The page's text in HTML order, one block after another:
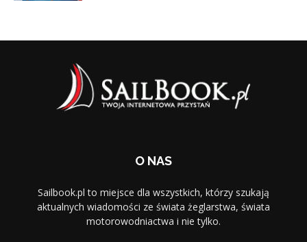
O NAS
Sailbook.pl to miejsce dla wszystkich, którzy szukają
aktualnych wiadomości ze świata żeglarstwa, świata
motorowodniactwa i nie tylko.